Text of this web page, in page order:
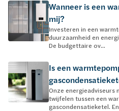
Wanneer is een
mij?
Investeren in een
duurzaamheid en
De budgettaire ov...
Is een
Onze energieadviseurs
twijfelen tussen een
gascondensatieketel. En